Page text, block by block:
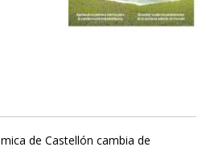
de Castellón cambia de